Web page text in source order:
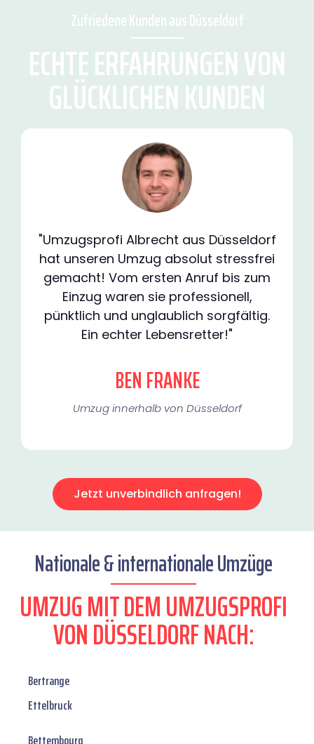
Zufriedene Kunden aus Düsseldorf
ECHTE ERFAHRUNGEN VON
GLÜCKLICHEN KUNDEN
"Umzugsprofi Albrecht aus Düsseldorf
hat unseren Umzug absolut stressfrei
gemacht! Vom ersten Anruf bis zum
Einzug waren sie professionell,
pünktlich und unglaublich sorgfältig.
Ein echter Lebensretter!"
BEN FRANKE
Umzug innerhalb von Düsseldorf​
Jetzt unverbindlich anfragen!
Nationale & internationale Umzüge
UMZUG MIT DEM UMZUGSPROFI
VON DÜSSELDORF NACH:
Bertrange
Ettelbruck